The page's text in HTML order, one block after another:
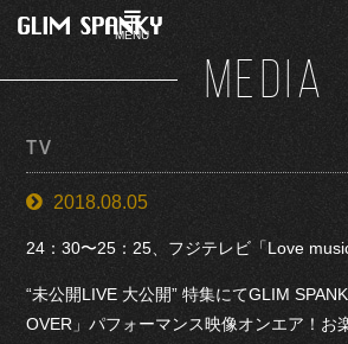
MENU
MEDIA
TV
2018.08.05
24：30〜25：25、フジテレビ「Love
“未公開LIVE 大公開” 特集にてGLIM
OVER」パフォーマンス映像オンエア！お